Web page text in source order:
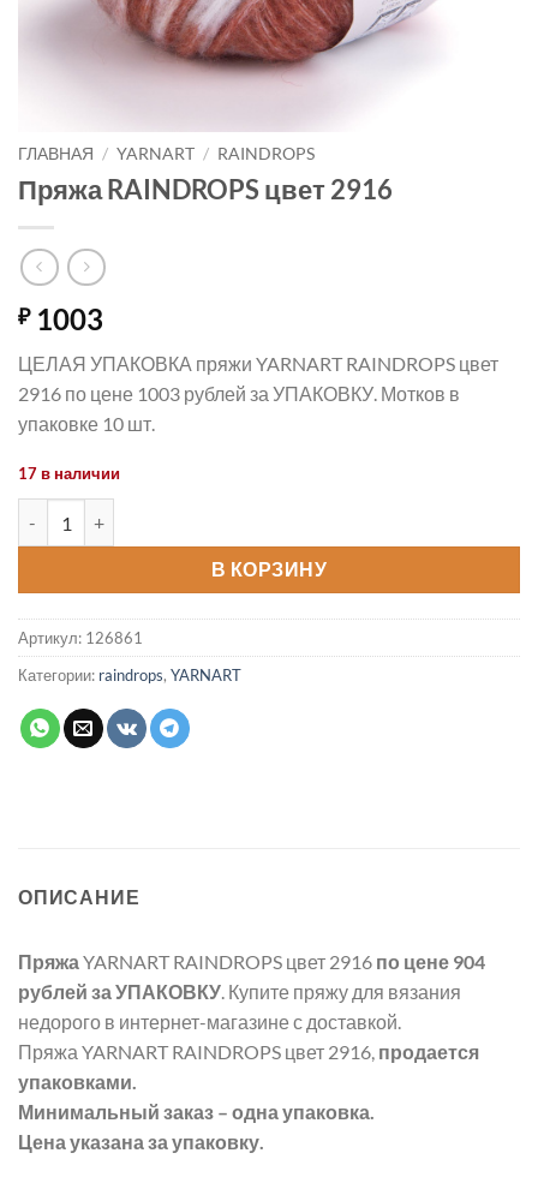
ГЛАВНАЯ / YARNART / RAINDROPS
Пряжа RAINDROPS цвет 2916
₽1003
ЦЕЛАЯ УПАКОВКА пряжи YARNART RAINDROPS цвет
2916 по цене 1003 рублей за УПАКОВКУ. Мотков в
упаковке 10 шт.
17 в наличии
В КОРЗИНУ
Артикул: 126861
Категории: raindrops, YARNART
ОПИСАНИЕ
ПряжаYARNART RAINDROPS цвет 2916 по цене 904
рублей за УПАКОВКУ. Купите пряжу для вязания
недорого в интернет-магазине с доставкой.
Пряжа YARNART RAINDROPS цвет 2916, продается
упаковками.
Минимальный заказ – одна упаковка.
Цена указана за упаковку.